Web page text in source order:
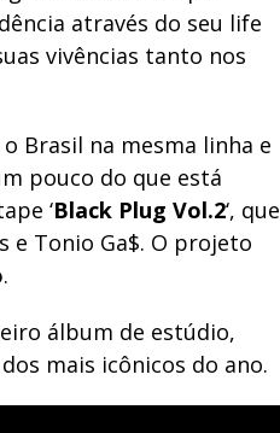
através do seu life
vivências tanto nos
Brasil na mesma linha e
pouco do que está
‘Black Plug Vol.2‘, que
e Tonio Ga$. O projeto
.
álbum de estúdio,
mais icônicos do ano.